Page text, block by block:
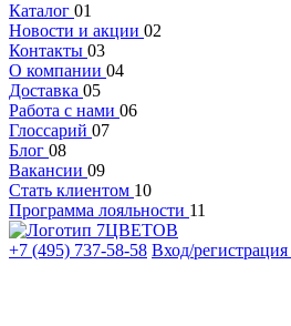
Каталог 01
Новости и акции 02
Контакты 03
О компании 04
Доставка 05
Работа с нами 06
Глоссарий 07
Блог 08
Вакансии 09
Стать клиентом 10
Программа лояльности 11
+7 (495) 737-58-58 Вход/регистрация